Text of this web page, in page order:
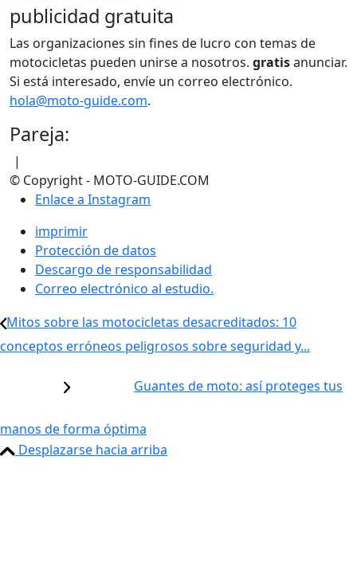
publicidad gratuita
Las organizaciones sin fines de lucro con temas de
motocicletas pueden unirse a nosotros. gratisanunciar.
Si está interesado, envíe un correo electrónico.
hola@moto-guide.com.
Pareja:
|
© Copyright - MOTO-GUIDE.COM
Enlace a Instagram
imprimir
Protección de datos
Descargo de responsabilidad
Correo electrónico al estudio.
Mitos sobre las motocicletas desacreditados: 10
conceptos erróneos peligrosos sobre seguridad y...
Guantes de moto: así proteges tus
manos de forma óptima
Desplazarse hacia arriba